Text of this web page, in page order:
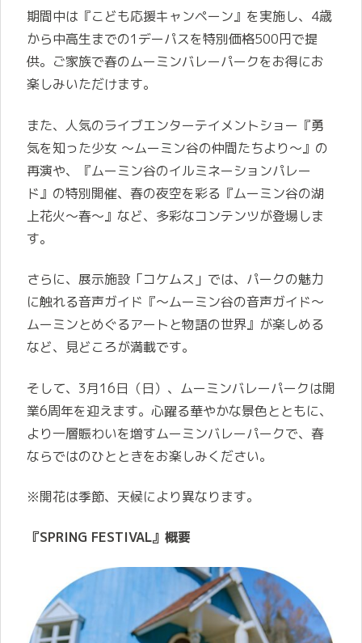
期間中は『こども応援キャンペーン』を実施し、4歳
から中高生までの1デーパスを特別価格500円で提
供。ご家族で春のムーミンバレーパークをお得にお
楽しみいただけます。
また、人気のライブエンターテイメントショー『勇
気を知った少女 ～ムーミン谷の仲間たちより～』の
再演や、『ムーミン谷のイルミネーションパレー
ド』の特別開催、春の夜空を彩る『ムーミン谷の湖
上花火～春～』など、多彩なコンテンツが登場しま
す。
さらに、展示施設「コケムス」では、パークの魅力
に触れる音声ガイド『～ムーミン谷の音声ガイド～
ムーミンとめぐるアートと物語の世界』が楽しめる
など、見どころが満載です。
そして、3月16日（日）、ムーミンバレーパークは開
業6周年を迎えます。心躍る華やかな景色とともに、
より一層賑わいを増すムーミンバレーパークで、春
ならではのひとときをお楽しみください。
※開花は季節、天候により異なります。
『SPRING FESTIVAL』概要